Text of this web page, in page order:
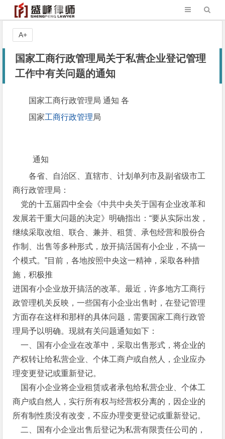
国家工商行政管理局关于私营企业登记管理
工作中有关问题的通知
国家工商行政管理局 通知 各
国家工商行政管理局
通知
各省、自治区、直辖市、计划单列市及副省级市工
商行政管理局：
党的十五届四中全会《中共中央关于国有企业改革和
发展若干重大问题的决定》明确指出：“要从实际出发，
继续采取改组、联合、兼并、租赁、承包经营和股份合
作制、出售等多种形式，放开搞活国有小企业，不搞一
个模式。”目前，各地按照中央这一精神，采取各种措
施，积极推
进国有小企业放开搞活的改革。最近，许多地方工商行
政管理机关反映，一些国有小企业出售时，在登记管理
方面存在这样和那样的具体问题，需要国家工商行政管
理局予以明确。现就有关问题通知如下：
一、国有小企业在改革中，采取出售形式，将企业的
产权转让给私营企业、个体工商户或自然人，企业应办
理变更登记或重新登记。
国有小企业将企业租赁或者承包给私营企业、个体工
商户或自然人，实行所有权与经营权分离的，因企业的
所有制性质没有改变，不应办理变更登记或重新登记。
二、国有小企业出售后登记为私营有限责任公司的，
A+